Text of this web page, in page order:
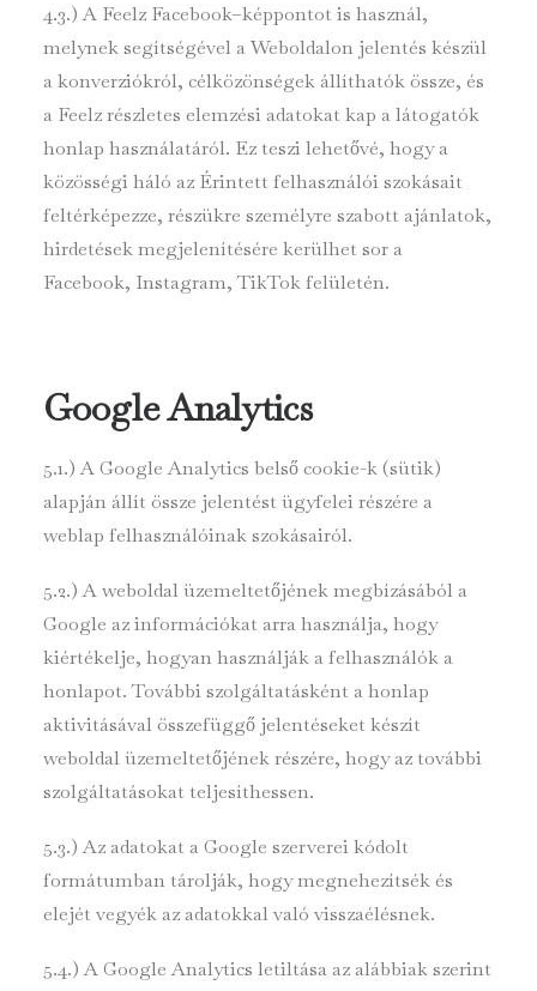
4.3.) A Feelz Facebook–képpontot is használ,
melynek segítségével a Weboldalon jelentés készül
a konverziókról, célközönségek állíthatók össze, és
a Feelz részletes elemzési adatokat kap a látogatók
honlap használatáról. Ez teszi lehetővé, hogy a
közösségi háló az Érintett felhasználói szokásait
feltérképezze, részükre személyre szabott ajánlatok,
hirdetések megjelenítésére kerülhet sor a
Facebook, Instagram, TikTok felületén.
Google Analytics
5.1.) A Google Analytics belső cookie-k (sütik)
alapján állít össze jelentést ügyfelei részére a
weblap felhasználóinak szokásairól.
5.2.) A weboldal üzemeltetőjének megbízásából a
Google az információkat arra használja, hogy
kiértékelje, hogyan használják a felhasználók a
honlapot. További szolgáltatásként a honlap
aktivitásával összefüggő jelentéseket készít
weboldal üzemeltetőjének részére, hogy az további
szolgáltatásokat teljesíthessen.
5.3.) Az adatokat a Google szerverei kódolt
formátumban tárolják, hogy megnehezítsék és
elejét vegyék az adatokkal való visszaélésnek.
5.4.) A Google Analytics letiltása az alábbiak szerint